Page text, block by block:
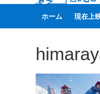
マ
リ
ン
観
ホーム 現在上